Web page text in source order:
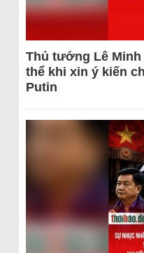
Thủ tướng Lê
thể khi xin ý kiến
Putin